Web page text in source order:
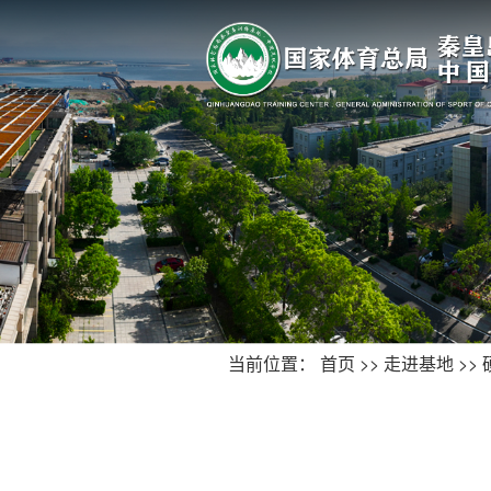
当前位置：首页 >> 走进基地 >>